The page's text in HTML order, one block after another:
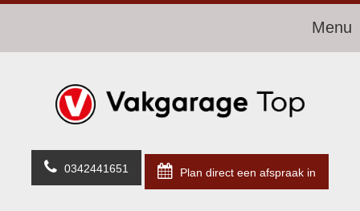
Menu
0342441651 Plan direct een afspraak in